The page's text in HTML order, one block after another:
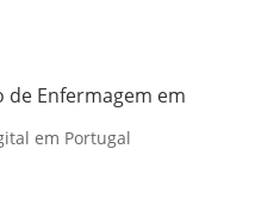
de Enfermagem em
em Portugal